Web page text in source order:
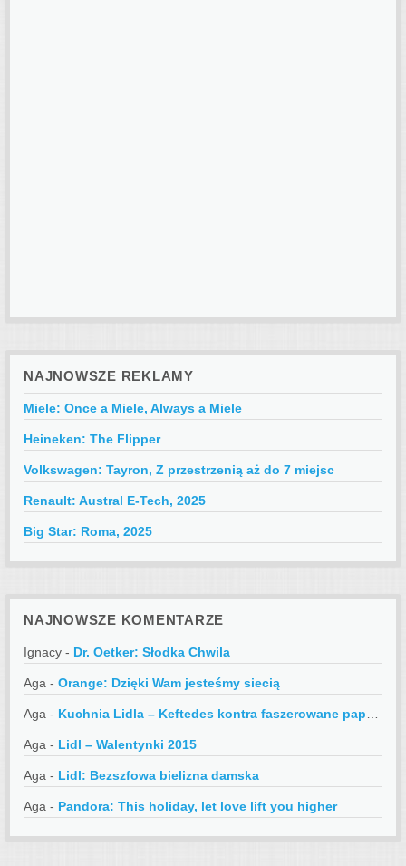
NAJNOWSZE REKLAMY
Miele: Once a Miele, Always a Miele
Heineken: The Flipper
Volkswagen: Tayron, Z przestrzenią aż do 7 miejsc
Renault: Austral E-Tech, 2025
Big Star: Roma, 2025
NAJNOWSZE KOMENTARZE
Ignacy - Dr. Oetker: Słodka Chwila
Aga - Orange: Dzięki Wam jesteśmy siecią
Aga - Kuchnia Lidla – Keftedes kontra faszerowane papryczki
Aga - Lidl – Walentynki 2015
Aga - Lidl: Bezszfowa bielizna damska
Aga - Pandora: This holiday, let love lift you higher